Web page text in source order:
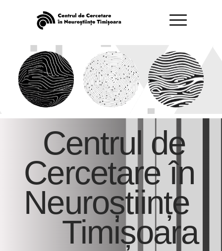
Centrul de
Cercetare în
Neuroștiințe
Timișoara